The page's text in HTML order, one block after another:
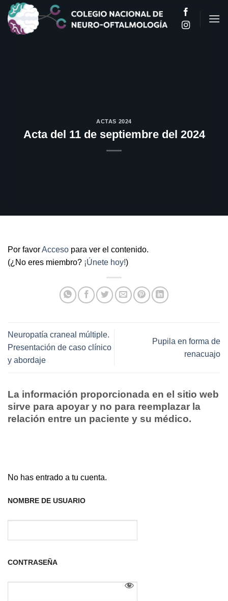
Saltar
contenido
ACTAS 2024
Acta del 11 de septiembre del 2024
Por favorAcceso para ver el contenido.
(¿No eres miembro? ¡Únete hoy!)
Neuropatía craneal múltiple.
Presentación de caso clínico
y abordaje
Pupila en forma de
renacuajo
La información proporcionada en el sitio web
sirve para apoyar y no para reemplazar la
relación entre un paciente y su médico.
No has entrado a tu cuenta.
NOMBRE DE USUARIO
CONTRASEÑA